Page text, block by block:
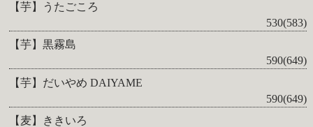
【芋】うたごころ
530(583)
【芋】黒霧島
590(649)
【芋】だいやめ DAIYAME
590(649)
【麦】ききいろ